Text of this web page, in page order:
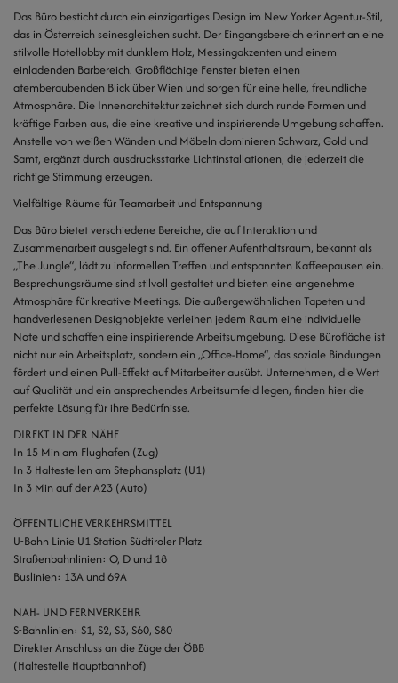
Das Büro besticht durch ein einzigartiges Design im New Yorker Agentur-Stil,
das in Österreich seinesgleichen sucht. Der Eingangsbereich erinnert an eine
stilvolle Hotellobby mit dunklem Holz, Messingakzenten und einem
einladenden Barbereich. Großflächige Fenster bieten einen
atemberaubenden Blick über Wien und sorgen für eine helle, freundliche
Atmosphäre. Die Innenarchitektur zeichnet sich durch runde Formen und
kräftige Farben aus, die eine kreative und inspirierende Umgebung schaffen.
Anstelle von weißen Wänden und Möbeln dominieren Schwarz, Gold und
Samt, ergänzt durch ausdrucksstarke Lichtinstallationen, die jederzeit die
richtige Stimmung erzeugen.
Vielfältige Räume für Teamarbeit und Entspannung
Das Büro bietet verschiedene Bereiche, die auf Interaktion und
Zusammenarbeit ausgelegt sind. Ein offener Aufenthaltsraum, bekannt als
„The Jungle“, lädt zu informellen Treffen und entspannten Kaffeepausen ein.
Besprechungsräume sind stilvoll gestaltet und bieten eine angenehme
Atmosphäre für kreative Meetings. Die außergewöhnlichen Tapeten und
handverlesenen Designobjekte verleihen jedem Raum eine individuelle
Note und schaffen eine inspirierende Arbeitsumgebung. Diese Bürofläche ist
nicht nur ein Arbeitsplatz, sondern ein „Office-Home“, das soziale Bindungen
fördert und einen Pull-Effekt auf Mitarbeiter ausübt. Unternehmen, die Wert
auf Qualität und ein ansprechendes Arbeitsumfeld legen, finden hier die
perfekte Lösung für ihre Bedürfnisse.
DIREKT IN DER NÄHE
In 15 Min am Flughafen (Zug)
In 3 Haltestellen am Stephansplatz (U1)
In 3 Min auf der A23 (Auto)
ÖFFENTLICHE VERKEHRSMITTEL
U-Bahn Linie U1 Station Südtiroler Platz
Straßenbahnlinien: O, D und 18
Buslinien: 13A und 69A
NAH- UND FERNVERKEHR
S-Bahnlinien: S1, S2, S3, S60, S80
Direkter Anschluss an die Züge der ÖBB
(Haltestelle Hauptbahnhof)